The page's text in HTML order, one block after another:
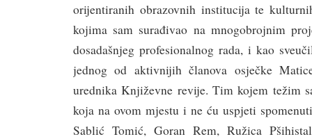
orijentiranih obrazovnih institucija te
kojima sam surađivao na mnogobrojnim
dosadašnjeg profesionalnog rada, i kao
jednog od aktivnijih članova osječke
urednika Književne revije. Tim kojem težim
koja na ovom mjestu i ne ću uspjeti
Sablić Tomić, Goran Rem, Ružica